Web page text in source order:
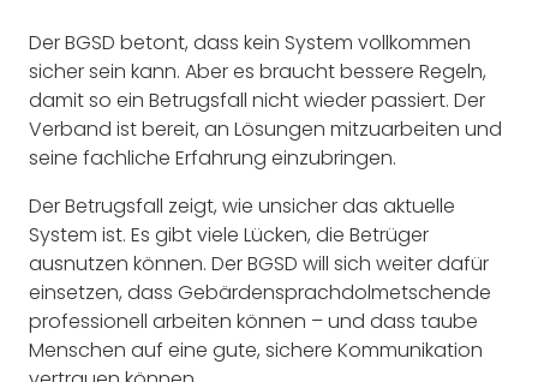
Der BGSD betont, dass kein System vollkommen
sicher sein kann. Aber es braucht bessere Regeln,
damit so ein Betrugsfall nicht wieder passiert. Der
Verband ist bereit, an Lösungen mitzuarbeiten und
seine fachliche Erfahrung einzubringen.
Der Betrugsfall zeigt, wie unsicher das aktuelle
System ist. Es gibt viele Lücken, die Betrüger
ausnutzen können. Der BGSD will sich weiter dafür
einsetzen, dass Gebärdensprachdolmetschende
professionell arbeiten können – und dass taube
Menschen auf eine gute, sichere Kommunikation